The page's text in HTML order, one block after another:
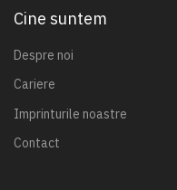
Cine suntem
Despre noi
Cariere
Imprinturile noastre
Contact